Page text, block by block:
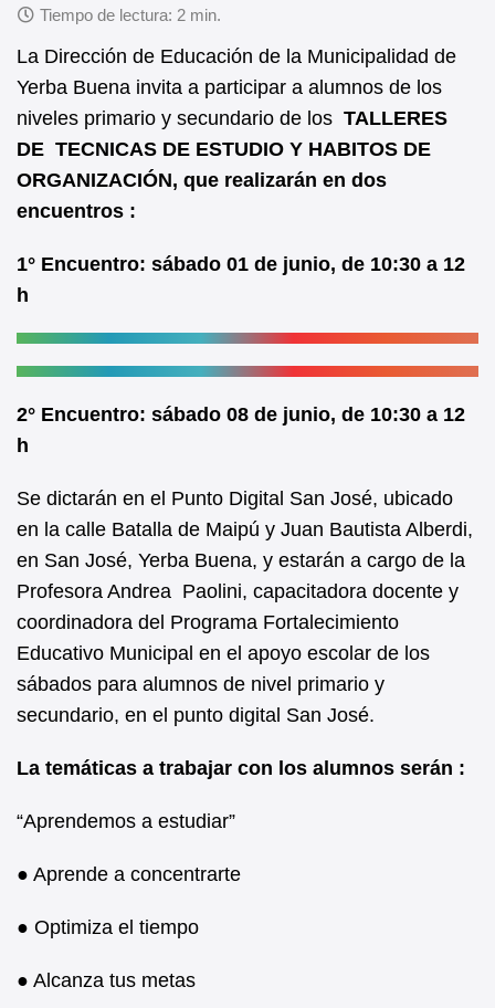
c
e
b
o
o
k
at
s
A
p
p
La Dirección de Educación de la Municipalidad de
Yerba Buena invita a participar a alumnos de los
niveles primario y secundario de los TALLERES
DE TECNICAS DE ESTUDIO Y HABITOS DE
ORGANIZACIÓN, que realizarán en dos
encuentros :
1° Encuentro: sábado 01 de junio, de 10:30 a 12
h
2° Encuentro: sábado 08 de junio, de 10:30 a 12
h
Se dictarán en el Punto Digital San José, ubicado
en la calle Batalla de Maipú y Juan Bautista Alberdi,
en San José, Yerba Buena, y estarán a cargo de la
Profesora Andrea Paolini, capacitadora docente y
coordinadora del Programa Fortalecimiento
Educativo Municipal en el apoyo escolar de los
sábados para alumnos de nivel primario y
secundario, en el punto digital San José.
La temáticas a trabajar con los alumnos serán :
“Aprendemos a estudiar”
● Aprende a concentrarte
● Optimiza el tiempo
● Alcanza tus metas